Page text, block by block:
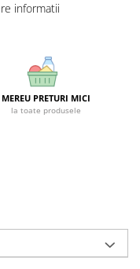
informatii
MEREU PRETURI MICI
la toate produsele